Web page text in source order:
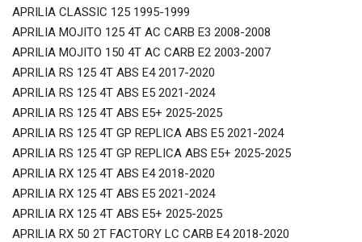
APRILIA CLASSIC 125 1995-1999
APRILIA MOJITO 125 4T AC CARB E3 2008-2008
APRILIA MOJITO 150 4T AC CARB E2 2003-2007
APRILIA RS 125 4T ABS E4 2017-2020
APRILIA RS 125 4T ABS E5 2021-2024
APRILIA RS 125 4T ABS E5+ 2025-2025
APRILIA RS 125 4T GP REPLICA ABS E5 2021-2024
APRILIA RS 125 4T GP REPLICA ABS E5+ 2025-2025
APRILIA RX 125 4T ABS E4 2018-2020
APRILIA RX 125 4T ABS E5 2021-2024
APRILIA RX 125 4T ABS E5+ 2025-2025
APRILIA RX 50 2T FACTORY LC CARB E4 2018-2020